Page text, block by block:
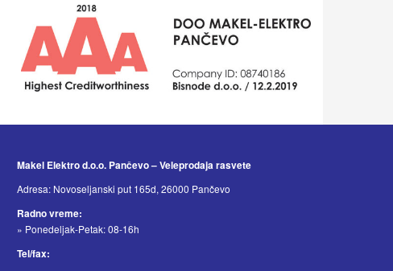
Makel Elektro d.o.o. Pančevo – Veleprodaja rasvete
Adresa: Novoseljanski put 165d, 26000 Pančevo
Radno vreme:
» Ponedeljak-Petak: 08-16h
Tel/fax: